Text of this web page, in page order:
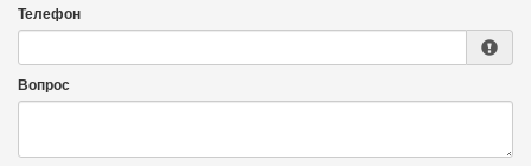
Телефон
Вопрос